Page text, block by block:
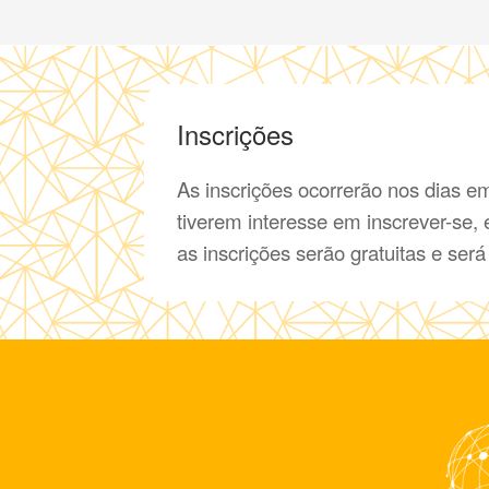
Inscrições
As inscrições ocorrerão nos dias
tiverem interesse em inscrever-
as inscrições serão gratuitas e